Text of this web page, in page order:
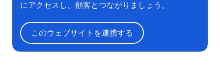
にアクセスし、顧客とつながりましょう。
このウェブサイトを連携する